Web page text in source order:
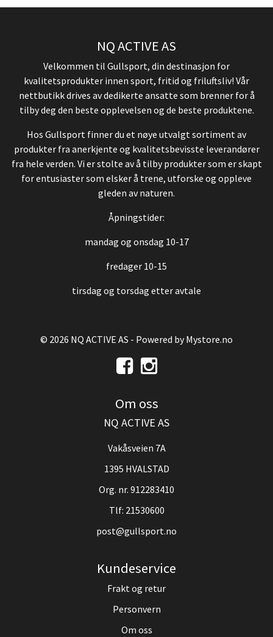
NQ ACTIVE AS
Velkommen til Gullsport, din destinasjon for
kvalitetsprodukter innen sport, fritid og friluftsliv! Vår
nettbutikk drives av dedikerte ansatte som brenner for å
tilby deg den beste opplevelsen og de beste produktene.
Hos Gullsport finner du et nøye utvalgt sortiment av
produkter fra anerkjente og kvalitetsbevisste leverandører
fra hele verden. Vi er stolte av å tilby produkter som er skapt
for entusiaster som elsker å trene, utforske og oppleve
gleden av naturen.
Åpningstider:
mandag og onsdag 10-17
fredager 10-15
tirsdag og torsdag etter avtale
© 2026 NQ ACTIVE AS - Powered byMystore.no
Om oss
NQ ACTIVE AS
Vakåsveien 7A
1395 HVALSTAD
Org. nr. 912283410
Tlf: 21530600
post@gullsport.no
Kundeservice
Frakt og retur
Personvern
Om oss